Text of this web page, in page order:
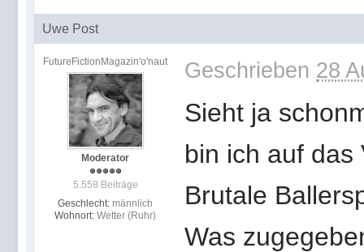
Uwe Post
FutureFictionMagazin'o'naut
Moderator
5.558 Beiträge
Geschlecht: männlich
Wohnort: Wetter (Ruhr)
Geschrieben 28
Sieht ja
bin ich auf das
Brutale
Was